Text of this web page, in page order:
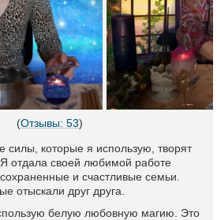
(Отзывы: 53)
которые я использую, творят
отдала своей любимой работе
и счастливые семьи.
отыскали друг друга.
белую любовную магию. Это